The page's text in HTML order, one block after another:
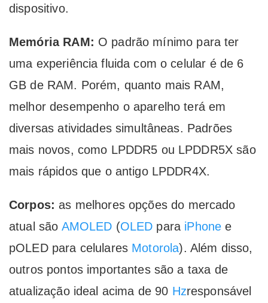
dispositivo.
Memória RAM: O padrão mínimo para ter
uma experiência fluida com o celular é de 6
GB de RAM. Porém, quanto mais RAM,
melhor desempenho o aparelho terá em
diversas atividades simultâneas. Padrões
mais novos, como LPDDR5 ou LPDDR5X são
mais rápidos que o antigo LPDDR4X.
Corpos:as melhores opções do mercado
atual são AMOLED (OLED para iPhone e
pOLED para celulares Motorola). Além disso,
outros pontos importantes são a taxa de
atualização ideal acima de 90 Hzresponsável